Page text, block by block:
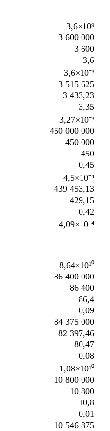
3,6×10⁹
3 600 000
3 600
3,6
3,6×10⁻³
3 515 625
3 433,23
3,35
3,27×10⁻³
450 000 000
450 000
450
0,45
4,5×10⁻⁴
439 453,13
429,15
0,42
4,09×10⁻⁴
8,64×10¹⁰
86 400 000
86 400
86,4
0,09
84 375 000
82 397,46
80,47
0,08
1,08×10¹⁰
10 800 000
10 800
10,8
0,01
10 546 875